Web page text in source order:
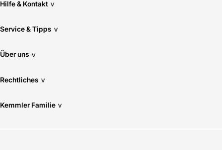
Hilfe & Kontakt v
Service & Tipps v
Über uns v
Rechtliches v
Kemmler Familie v